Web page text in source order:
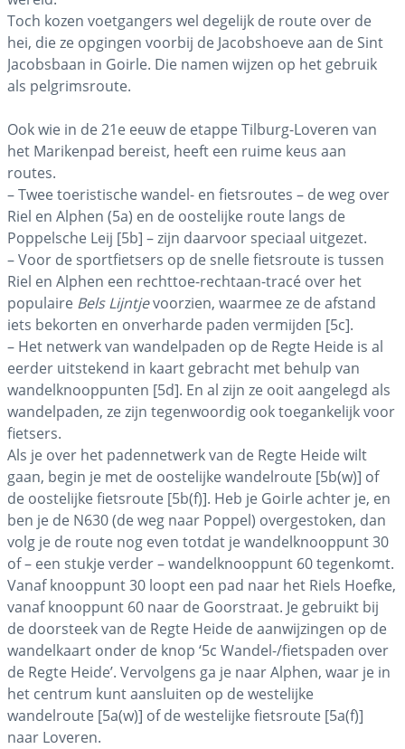
Toch kozen voetgangers wel degelijk de route over de
hei, die ze opgingen voorbij de Jacobshoeve aan de Sint
Jacobsbaan in Goirle. Die namen wijzen op het gebruik
als pelgrimsroute.
Ook wie in de 21e eeuw de etappe Tilburg-Loveren van
het Marikenpad bereist, heeft een ruime keus aan
routes.
– Twee toeristische wandel- en fietsroutes – de weg over
Riel en Alphen (5a) en de oostelijke route langs de
Poppelsche Leij [5b] – zijn daarvoor speciaal uitgezet.
– Voor de sportfietsers op de snelle fietsroute is tussen
Riel en Alphen een rechttoe-rechtaan-tracé over het
populaire Bels Lijntjevoorzien, waarmee ze de afstand
iets bekorten en onverharde paden vermijden [5c].
– Het netwerk van wandelpaden op de Regte Heide is al
eerder uitstekend in kaart gebracht met behulp van
wandelknooppunten [5d]. En al zijn ze ooit aangelegd als
wandelpaden, ze zijn tegenwoordig ook toegankelijk voor
fietsers.
Als je over het padennetwerk van de Regte Heide wilt
gaan, begin je met de oostelijke wandelroute [5b(w)] of
de oostelijke fietsroute [5b(f)]. Heb je Goirle achter je, en
ben je de N630 (de weg naar Poppel) overgestoken, dan
volg je de route nog even totdat je wandelknooppunt 30
of – een stukje verder – wandelknooppunt 60 tegenkomt.
Vanaf knooppunt 30 loopt een pad naar het Riels Hoefke,
vanaf knooppunt 60 naar de Goorstraat. Je gebruikt bij
de doorsteek van de Regte Heide de aanwijzingen op de
wandelkaart onder de knop ‘5c Wandel-/fietspaden over
de Regte Heide’. Vervolgens ga je naar Alphen, waar je in
het centrum kunt aansluiten op de westelijke
wandelroute [5a(w)] of de westelijke fietsroute [5a(f)]
naar Loveren.